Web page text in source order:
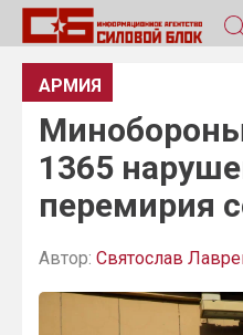
АРМИЯ
1365
перемирия
Автор: Святослав